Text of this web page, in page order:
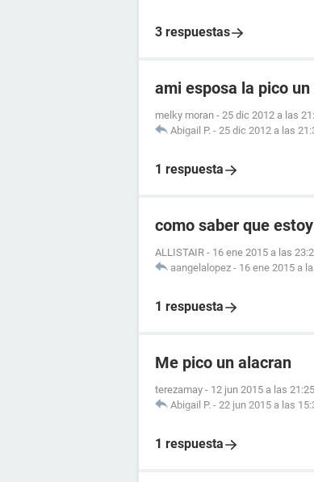
3 respuestas
ami esposa la pico
melky moran - 25 dic 2012 a las
Abigail P. - 25 dic 2012 a las
1 respuesta
como saber que
ALLISTAIR - 16 ene 2015 a las
aangelalopez - 16 ene 2015 a
1 respuesta
Me pico un alacran
terezamay - 12 jun 2015 a las 21:25
Abigail P. - 22 jun 2015 a las
1 respuesta